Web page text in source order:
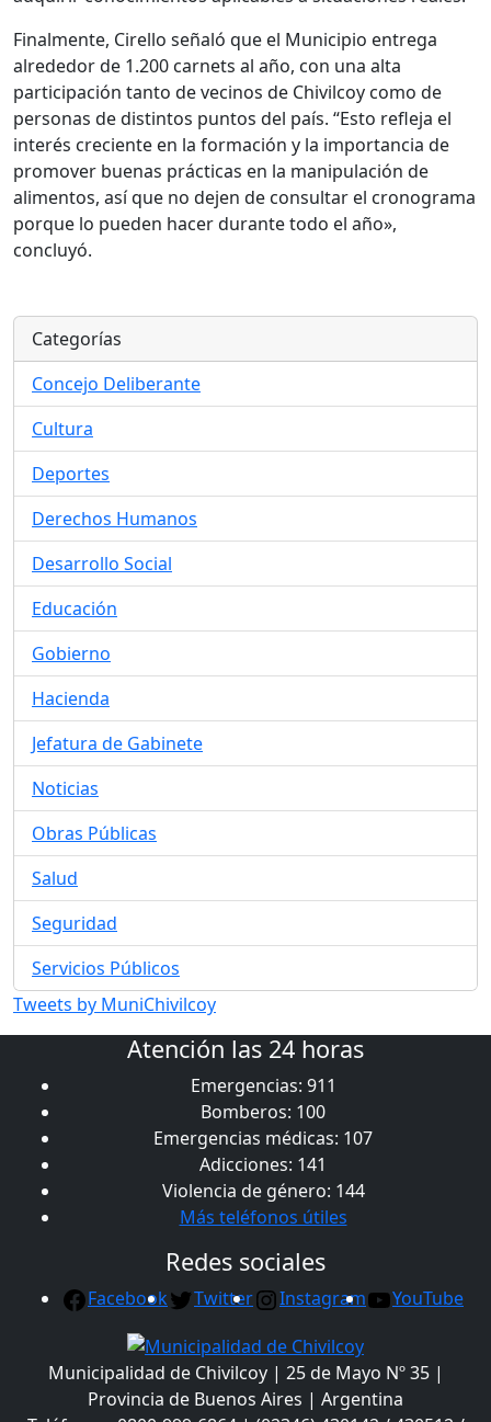
Finalmente, Cirello señaló que el Municipio entrega
alrededor de 1.200 carnets al año, con una alta
participación tanto de vecinos de Chivilcoy como de
personas de distintos puntos del país. “Esto refleja el
interés creciente en la formación y la importancia de
promover buenas prácticas en la manipulación de
alimentos, así que no dejen de consultar el cronograma
porque lo pueden hacer durante todo el año»,
concluyó.
Categorías
Concejo Deliberante
Cultura
Deportes
Derechos Humanos
Desarrollo Social
Educación
Gobierno
Hacienda
Jefatura de Gabinete
Noticias
Obras Públicas
Salud
Seguridad
Servicios Públicos
Tweets by MuniChivilcoy
Atención las 24 horas
Emergencias: 911
Bomberos: 100
Emergencias médicas: 107
Adicciones: 141
Violencia de género: 144
Más teléfonos útiles
Redes sociales
Facebook Twitter Instagram YouTube
Municipalidad de Chivilcoy | 25 de Mayo Nº 35 |
Provincia de Buenos Aires | Argentina